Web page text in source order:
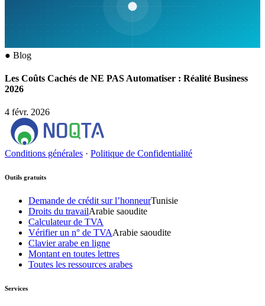
● Blog
Les Coûts Cachés de NE PAS Automatiser : Réalité Business
2026
4 févr. 2026
Conditions générales · Politique de Confidentialité
Outils gratuits
Demande de crédit sur l’honneurTunisie
Droits du travailArabie saoudite
Calculateur de TVA
Vérifier un n° de TVAArabie saoudite
Clavier arabe en ligne
Montant en toutes lettres
Toutes les ressources arabes
Services